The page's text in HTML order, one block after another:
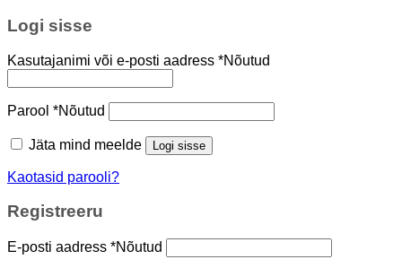
Logi sisse
Kasutajanimi või e-posti aadress *Nõutud
Parool *Nõutud
Jäta mind meelde Logi sisse
Kaotasid parooli?
Registreeru
E-posti aadress *Nõutud